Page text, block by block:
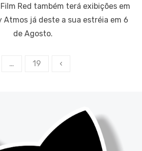
Red também terá exibições em
Atmos já deste a sua estréia em 6
de Agosto.
… 19 ‹